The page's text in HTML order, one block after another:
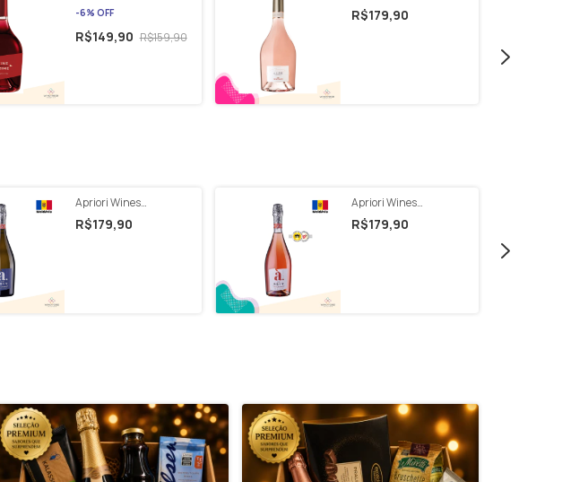
Red 750ml
-6% OFF
R$149,90 R$159,90
Ammiraglia Alìe 750ml
R$179,90
Apriori Wines
Espumante EXTRA
BRUT White 750ml
R$179,90
Apriori Wines
Espumante Rosé BRUT
2022 750ml
R$179,90